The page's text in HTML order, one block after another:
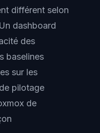
différent selon
dashboard
des
baselines
sur les
pilotage
de